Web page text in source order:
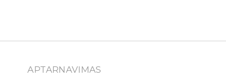
APTARNAVIMAS